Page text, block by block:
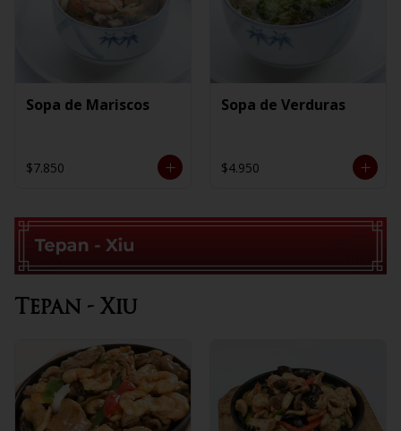
Sopa de Mariscos
$7.850
Sopa de Verduras
$4.950
Tepan - Xiu